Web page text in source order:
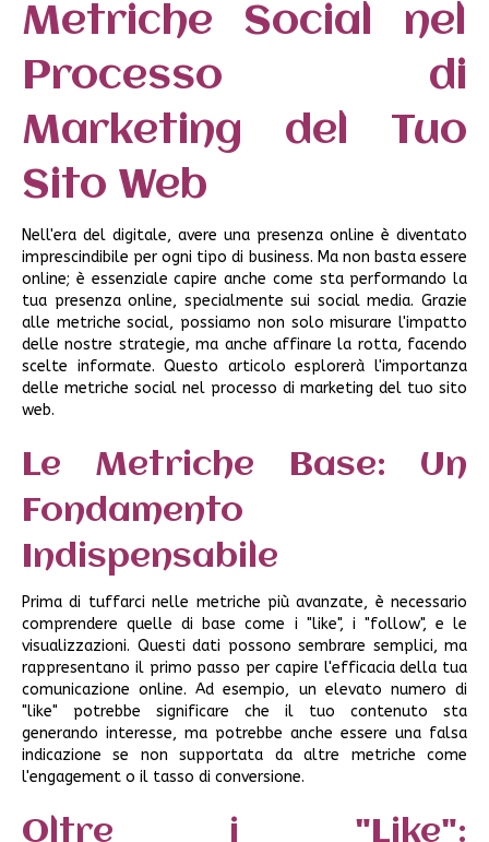
Metriche Social nel
Processo di
Marketing del Tuo
Sito Web
Nell'era del digitale, avere una presenza online è diventato
imprescindibile per ogni tipo di business. Ma non basta essere
online; è essenziale capire anche come sta performando la
tua presenza online, specialmente sui social media. Grazie
alle metriche social, possiamo non solo misurare l'impatto
delle nostre strategie, ma anche affinare la rotta, facendo
scelte informate. Questo articolo esplorerà l'importanza
delle metriche social nel processo di marketing del tuo sito
web.
Le Metriche Base: Un
Fondamento
Indispensabile
Prima di tuffarci nelle metriche più avanzate, è necessario
comprendere quelle di base come i "like", i "follow", e le
visualizzazioni. Questi dati possono sembrare semplici, ma
rappresentano il primo passo per capire l'efficacia della tua
comunicazione online. Ad esempio, un elevato numero di
"like" potrebbe significare che il tuo contenuto sta
generando interesse, ma potrebbe anche essere una falsa
indicazione se non supportata da altre metriche come
l'engagement o il tasso di conversione.
Oltre i "Like":